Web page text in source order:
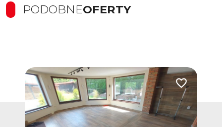
PODOBNEOFERTY
Dodaj do ulubionych Dodaj do